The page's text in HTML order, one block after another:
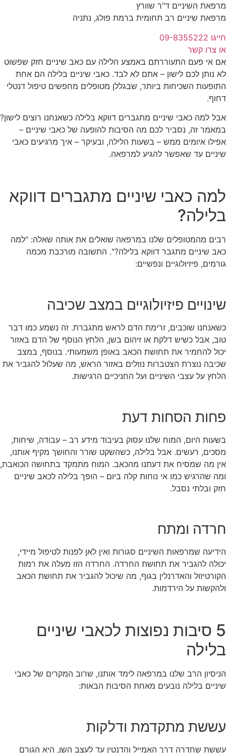
מרפאת השיניים ד"ר שוורץ
מרפאת שיניים רב תחומית ברמת פולג, נתניה
חייגו 09-8355222
או צרו קשר
אם אי פעם התעוררתם באמצע הלילה עם כאב שיניים חזק שפשוט
לא נותן לכם לישון – אתם לא לבד. כאבי שיניים בלילה הם אחת
התופעות השכיחות ביותר, שבגללן מטופלים מחפשים טיפול דנטלי
דחוף.
אבל למה כאבי שיניים מתגברים דווקא בלילה כשאנחנו רוצים לישון?
במאמר זה, נסביר לכם מה הסיבות להופעה של כאבי שיניים –
אפילו איומים ממש – בשעות הלילה, ובעיקר – איך מרגיעים כאבי
שיניים עד שאפשר להגיע למרפאה.
למה כאבי שיניים מתגברים דווקא
בלילה?
רבים מהמטופלים שלנו במרפאה שואלים את אותה שאלה: "למה
כאב שיניים מתגבר דווקא בלילה?". התשובה מורכבת מכמה
גורמים, פיזיולוגיים ונפשיים:
שינויים פיזיולוגיים במצב שכיבה
כשאנחנו שוכבים, זרימת הדם לראש מתגברת. זה נשמע כמו דבר
טוב, אבל כשיש דלקת או זיהום בשן, הלחץ הנוסף של הדם באזור
יכול להחמיר את תחושת הכאב באופן משמעותי. בנוסף, במצב
שכיבה נוצרת הצטברות נוזלים באזור הראש, מה שעלול להגביר את
הלחץ על עצבי השיניים ועל החניכיים הרגישות.
פחות הסחות דעת
בשעות היום, המוח שלנו עסוק בעיבוד מידע רב – עבודה, שיחות,
מסכים, רעשים. אבל בלילה, כשהשקט שורר והחושך מקיף אותנו,
אין מה שמסיח את דעתנו מהכאב. המוח מתמקד בתחושה הכואבת,
ומה שהרגיש כמו אי נוחות קלה ביום – הופך בלילה לכאב שיניים
חזק ובלתי נסבל.
חרדה ומתח
הידיעה שמרפאות השיניים סגורות ואין לאן לפנות לטיפול מיידי,
יכולה להגביר את תחושת החרדה. החרדה הזו מעלה את רמות
הקורטיזול והאדרנלין בגוף, מה שיכול להגביר את תחושת הכאב
ולהקשות על הירדמות.
5 סיבות נפוצות לכאבי שיניים
בלילה
הניסיון הרב שלנו במרפאה לימד אותנו, שרוב המקרים של כאבי
שיניים בלילה נובעים מאחת הסיבות הבאות:
עששת מתקדמת ודלקות
עששת שחדרה דרך האמייל והדנטין עד לעצב השן, היא הגורם